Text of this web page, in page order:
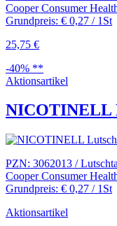
Cooper Consumer
Grundpreis: € 0,27 / 1St
25,75 €
-40% **
Aktionsartikel
NICOTINELL
PZN: 3062013 /
Cooper Consumer
Grundpreis: € 0,27 / 1St
Aktionsartikel